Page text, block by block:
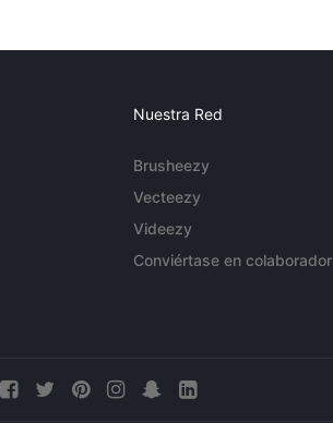
Nuestra Red
Brusheezy
Vecteezy
Videezy
Conviértase en colaborador